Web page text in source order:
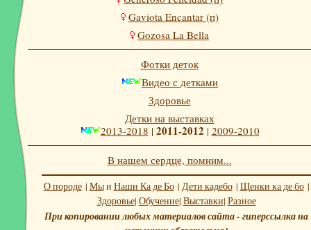
Gaviota Encantar (п)
Gozosa La Bella
Фотки деток
Видео с детками
Здоровье
Детки на выставках
2013-2018 | 2011-2012 | 2009-2010
В нашем сердце, помним...
О породе| Мыи Наши Ка де Бо| Дети кадебо| Щенки ка де бо|
Здоровье| Обучение| Выставки| Разное
При копировании любых материалов сайта - гиперссылка на